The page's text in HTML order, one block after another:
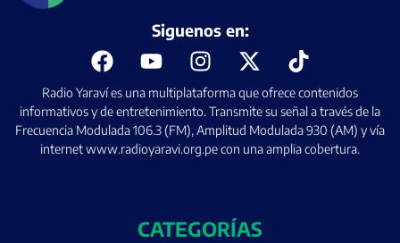
Radio Yaraví es una multiplataforma que ofrece contenidos
informativos y de entretenimiento. Transmite su señal a través de la
Frecuencia Modulada 106.3 (FM), Amplitud Modulada 930 (AM) y vía
internet www.radioyaravi.org.pe con una amplia cobertura.
Siguenos en:
CATEGORÍAS